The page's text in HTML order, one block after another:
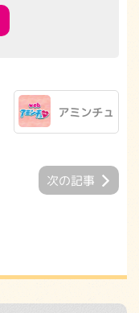
アミンチュ
次の記事